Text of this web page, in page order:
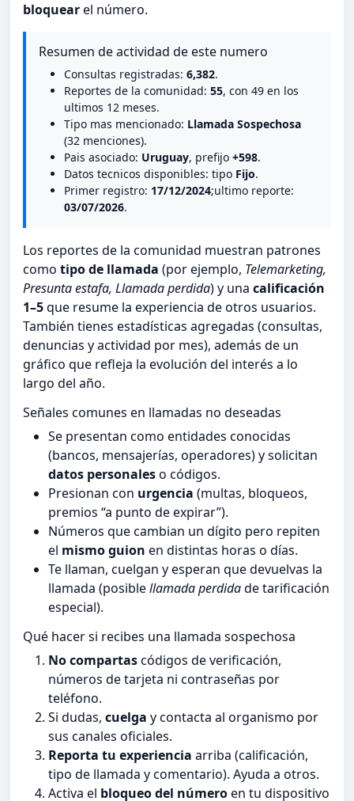
bloquearel número.
Resumen de actividad de este numero
Consultas registradas: 6,382.
Reportes de la comunidad: 55, con 49 en los
ultimos 12 meses.
Tipo mas mencionado: Llamada Sospechosa
(32 menciones).
Pais asociado: Uruguay, prefijo +598.
Datos tecnicos disponibles: tipo Fijo.
Primer registro: 17/12/2024;ultimo reporte:
03/07/2026.
Los reportes de la comunidad muestran patrones
como tipo de llamada (por ejemplo, Telemarketing,
Presunta estafa, Llamada perdida) y una calificación
1–5que resume la experiencia de otros usuarios.
También tienes estadísticas agregadas (consultas,
denuncias y actividad por mes), además de un
gráfico que refleja la evolución del interés a lo
largo del año.
Señales comunes en llamadas no deseadas
Se presentan como entidades conocidas
(bancos, mensajerías, operadores) y solicitan
datos personaleso códigos.
Presionan con urgencia (multas, bloqueos,
premios “a punto de expirar”).
Números que cambian un dígito pero repiten
el mismo guion en distintas horas o días.
Te llaman, cuelgan y esperan que devuelvas la
llamada (posiblellamada perdidade tarificación
especial).
Qué hacer si recibes una llamada sospechosa
No compartascódigos de verificación,
números de tarjeta ni contraseñas por
teléfono.
Si dudas, cuelga y contacta al organismo por
sus canales oficiales.
Reporta tu experiencia arriba (calificación,
tipo de llamada y comentario). Ayuda a otros.
Activa el bloqueo del númeroen tu dispositivo